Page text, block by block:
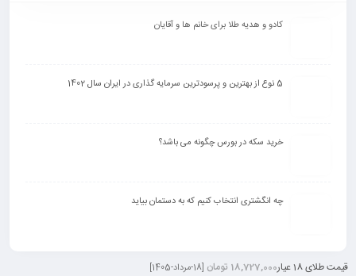
کادو و هدیه طلا برای خانم ها و آقایان
5 نوع از بهترین و پرسودترین سرمایه گذاری در ایران سال 1402
خرید سکه در بورس چگونه می باشد؟
چه انگشتری انتخاب کنیم که به دستمان بیاید
قیمت طلای 18 عیار 18,727,000 تومان [18-مرداد-1405]